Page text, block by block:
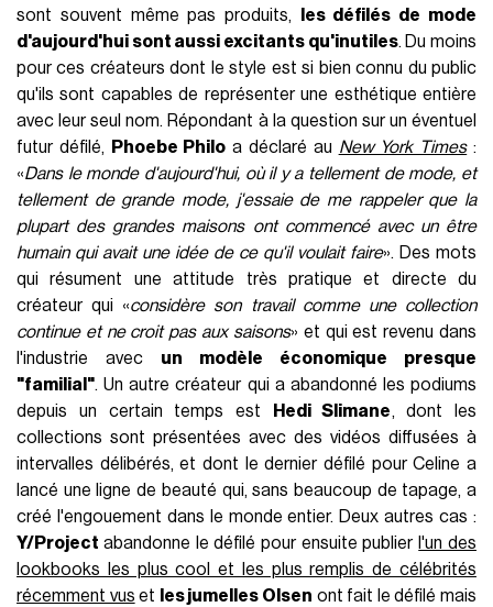
sont souvent même pas produits,
les défilés de mode
d'aujourd'hui sont aussi excitants qu'inutiles. Du moins
pour ces créateurs dont le style est si bien connu du public
qu'ils sont capables de représenter une esthétique entière
avec leur seul nom. Répondant à la question sur un éventuel
futur défilé,
Phoebe Philo a déclaré au New York Times:
«Dans le monde d'aujourd'hui, où il y a tellement de mode, et
tellement de grande mode, j'essaie de me rappeler que la
plupart des grandes maisons ont commencé avec un être
humain qui avait une idée de ce qu'il voulait faire». Des mots
qui résument une attitude très pratique et directe du
créateur qui «considère son travail comme une collection
continue et ne croit pas aux saisons» et qui est revenu dans
l'industrie avec un modèle économique presque
"familial". Un autre créateur qui a abandonné les podiums
depuis un certain temps est
Hedi Slimane, dont les
collections sont présentées avec des vidéos diffusées à
intervalles délibérés, et dont le dernier défilé pour Celine a
lancé une ligne de beauté qui, sans beaucoup de tapage, a
créé l'engouement dans le monde entier. Deux autres cas :
Y/Project abandonne le défilé pour ensuite publier l'un des
lookbooks les plus cool et les plus remplis de célébrités
récemment vus et les jumelles Olsen ont fait le défilé mais